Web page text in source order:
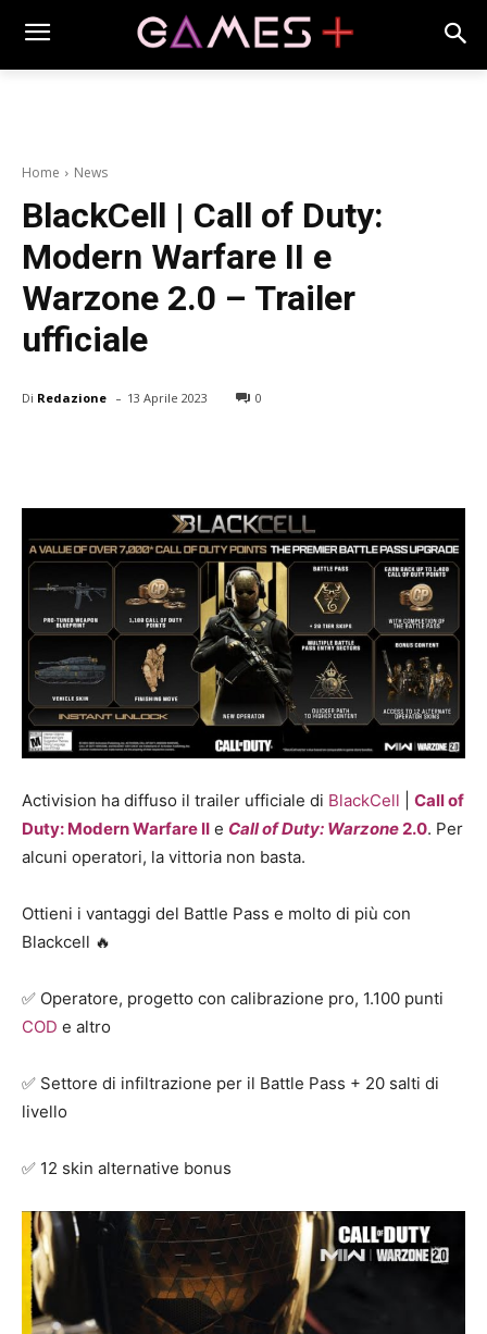
Home News
BlackCell | Call of Duty:
Modern Warfare II e
Warzone 2.0 – Trailer
ufficiale
Di Redazione - 13 Aprile 2023 0
Activision ha diffuso il trailer ufficiale di BlackCell
Call of
Duty: Modern Warfare II e Call of Duty: Warzone2.0. Per
alcuni operatori, la vittoria non basta.
Ottieni i vantaggi del Battle Pass e molto di più con
Blackcell 🔥
✅ Operatore, progetto con calibrazione pro, 1.100 punti
COD e altro
✅ Settore di infiltrazione per il Battle Pass + 20 salti di
livello
✅ 12 skin alternative bonus